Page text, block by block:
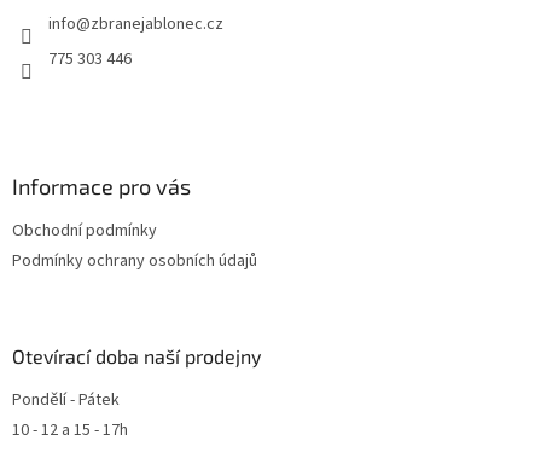
info@zbranejablonec.cz
775 303 446
Informace pro vás
Obchodní podmínky
Podmínky ochrany osobních údajů
Otevírací doba naší prodejny
Pondělí - Pátek
10 - 12 a 15 - 17h